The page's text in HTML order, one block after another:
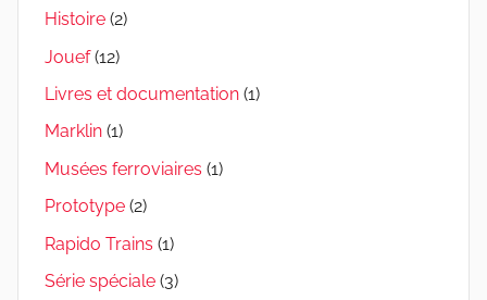
Histoire (2)
Jouef(12)
Livres et documentation (1)
Marklin (1)
Musées ferroviaires (1)
Prototype (2)
Rapido Trains (1)
Série spéciale (3)